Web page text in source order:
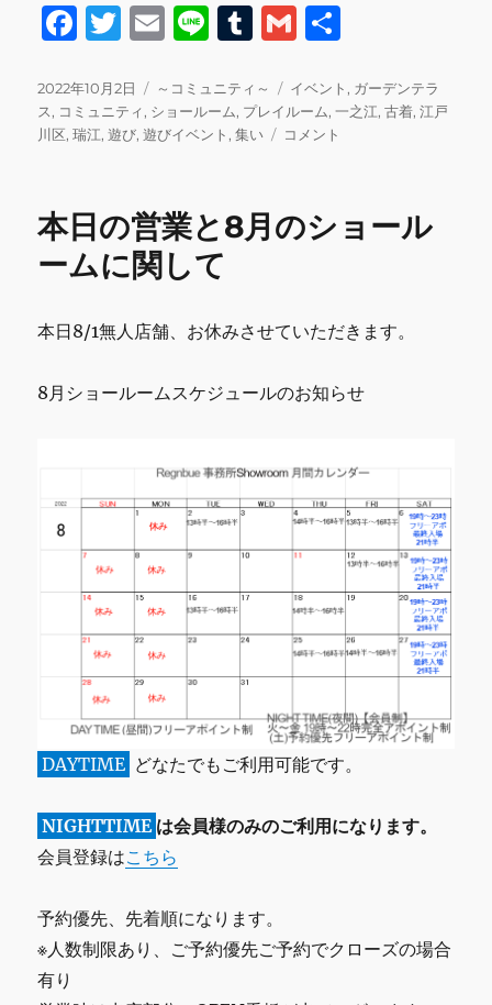
F
c
e
o
k
T
it
te
E
ai
l
Li
e
T
m
bl
G
ai
l
投
稿
日:
2022年10月2日
カ
テ
ゴ
～コミュニティ～
タ
グ
イベント , ガーデンテラ
ス, コミュニティ, ショールーム, プレイルーム,一之江,古着,江戸
川区,瑞江,遊び,遊びイベント ,集い
会】
コメント
本日の営業と8月のショール
ームに関して
本日8/1無人店舗、お休みさせていただきます。
8月ショールームスケジュールのお知らせ
DAYTIME どなたでもご利用可能です。
NIGHTTIME は会員様のみのご利用になります。
会員登録はこちら
予約優先、先着順になります。
※人数制限あり、ご予約優先ご予約でクローズの場合
有り